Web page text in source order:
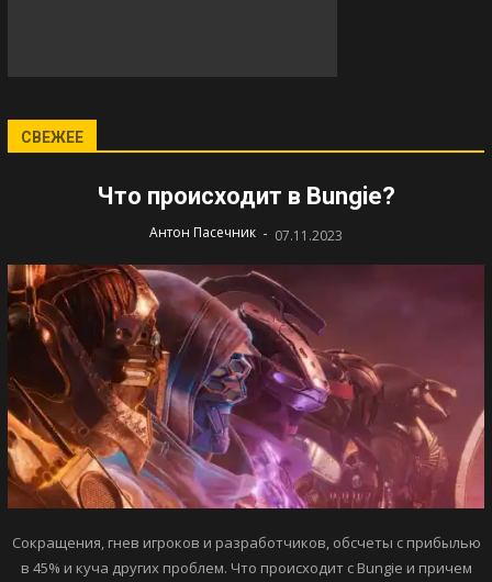
СВЕЖЕЕ
Что происходит в Bungie?
Антон Пасечник - 07.11.2023
Сокращения, гнев игроков и разработчиков, обсчеты с прибылью
в 45% и куча других проблем. Что происходит с Bungie и причем